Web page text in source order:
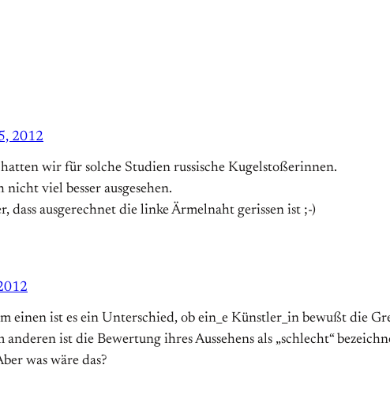
2012
wir für solche Studien russische Kugelstoßerinnen.
nicht viel besser ausgesehen.
dass ausgerechnet die linke Ärmelnaht gerissen ist ;-)
einen ist es ein Unterschied, ob ein_e Künstler_in bewußt die
anderen ist die Bewertung ihres Aussehens als „schlecht“
was wäre das?